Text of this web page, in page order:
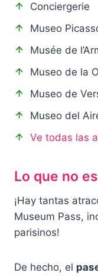
Conciergerie
Museo
Musée de
Museo de la
Museo de
Museo del
Ve todas las
Lo que no
¡Hay tantas
Museum Pass,
parisinos!
De hecho, el